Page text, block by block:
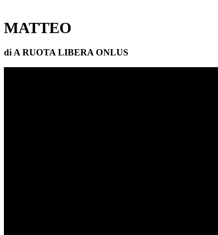
MATTEO
di A RUOTA LIBERA ONLUS